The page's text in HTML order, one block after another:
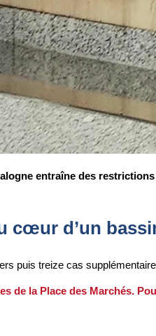
entraîne des
cœur d’un
puis treize cas
de la Place des Marchés.